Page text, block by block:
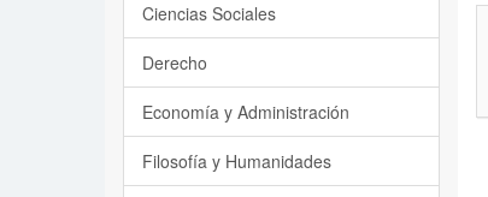
Ciencias Sociales
Derecho
Economía y Administración
Filosofía y Humanidades